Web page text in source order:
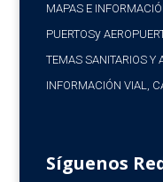
MAPAS E
PUERTOSy
TEMAS SANITARIOS Y
INFORMACIÓN VIAL,
Síguenos